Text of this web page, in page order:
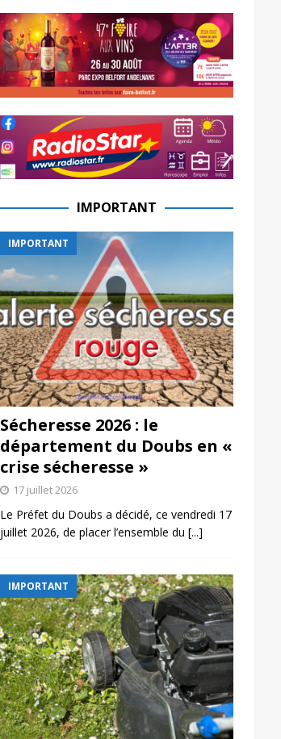
IMPORTANT
IMPORTANT
Sécheresse 2026 : le
département du Doubs en «
crise sécheresse »
17 juillet 2026
Le Préfet du Doubs a décidé, ce vendredi 17
juillet 2026, de placer l’ensemble du [...]
IMPORTANT